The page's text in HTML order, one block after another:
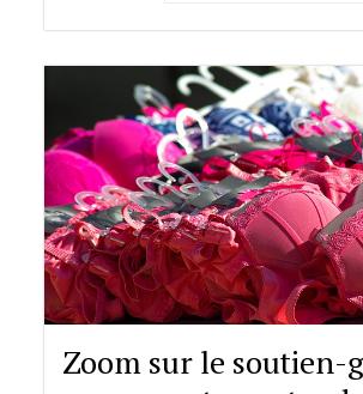
Zoom sur le soutien-